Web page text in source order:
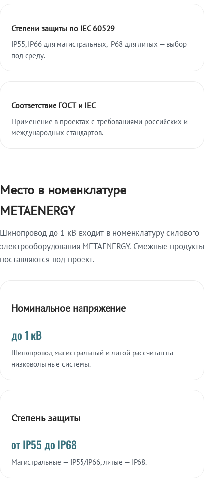
Степени защиты по IEC 60529
IP55, IP66 для магистральных, IP68 для литых — выбор
под среду.
Соответствие ГОСТ и IEC
Применение в проектах с требованиями российских и
международных стандартов.
Место в номенклатуре
METAENERGY
Шинопровод до 1 кВ входит в номенклатуру силового
электрооборудования METAENERGY. Смежные продукты
поставляются под проект.
Номинальное напряжение
до 1 кВ
Шинопровод магистральный и литой рассчитан на
низковольтные системы.
Степень защиты
от IP55 до IP68
Магистральные — IP55/IP66, литые — IP68.